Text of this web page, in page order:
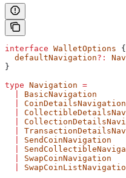
interface WalletOptions {
  defaultNavigation
?:
}
type Navigation =
BasicNavigation
CoinDetailsNavigation
SendCoinNavigation
SwapCoinNavigation